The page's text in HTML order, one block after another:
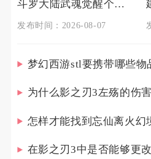
斗罗大陆武魂觉醒个人训练如何准备
发布时间：2026-08-07
梦幻西游stl要携带哪些物
为什么影之刃3左殇的伤
怎样才能找到忘仙离火幻
在影之刃3中是否能够更